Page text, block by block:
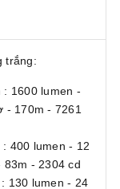
trắng:
: 1600 lumen -
- 170m - 7261
: 400 lumen - 12
83m - 2304 cd
: 130 lumen - 24